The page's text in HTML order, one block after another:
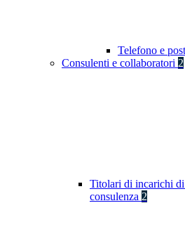
Telefono e
Consulenti e collaboratori 2
Titolari di incarichi
consulenza 2